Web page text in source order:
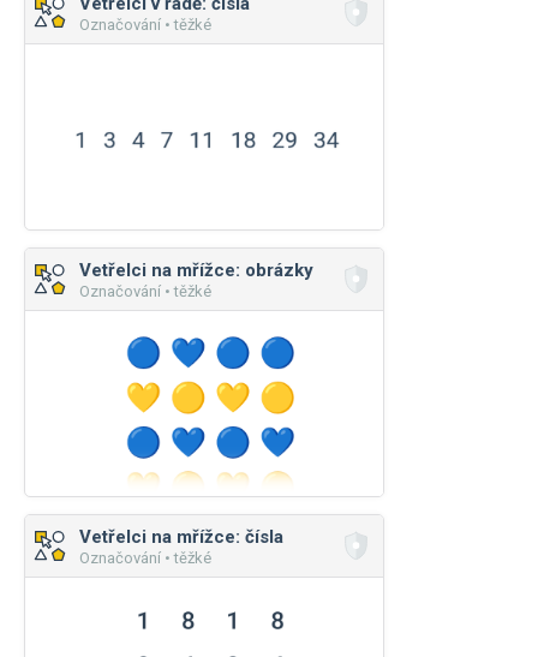
Označování • těžké
Vetřelci na mřížce: obrázky
Označování • těžké
Vetřelci na mřížce: čísla
Označování • těžké